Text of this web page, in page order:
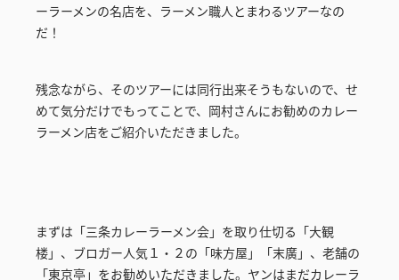
ーラーメンの名店を、ラーメン職人とまわるツアーなの
だ！
残念ながら、そのツアーには同行出来そうもないので、せ
めて気分だけでもってことで、岡村さんにお勧めのカレー
ラーメン店をご紹介いただきました。
まずは「三条カレーラーメン会」を取り仕切る「大観
楼」、ブロガー人気１・２の「味方屋」「末廣」、老舗の
「東京亭」をお勧めいただきました。ヤンはまだカレーラ